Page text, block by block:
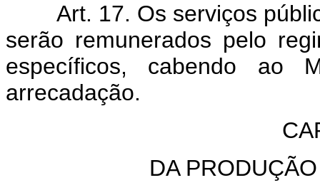
Art. 17. Os serviços
serão remunerados pelo
específicos, cabendo ao
arrecadação.
DA